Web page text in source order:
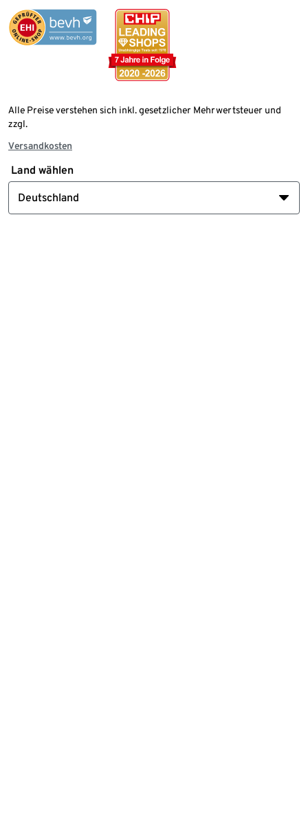
Alle Preise verstehen sich inkl. gesetzlicher Mehrwertsteuer und
zzgl.
Versandkosten
Land wählen
Deutschland